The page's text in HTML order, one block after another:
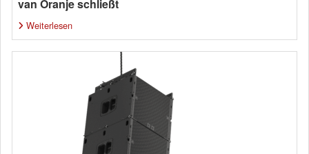
van Oranje schließt
Weiterlesen